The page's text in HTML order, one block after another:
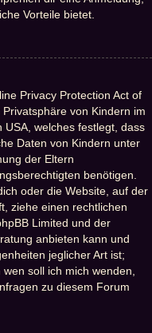
Vorteile bietet.
Privacy Protection Act of
von Kindern im
welches festlegt, dass
Daten von Kindern unter
der Eltern
benötigen.
oder die Website, auf der
ziehe einen rechtlichen
Limited und der
anbieten kann und
jeglicher Art ist;
soll ich mich wenden,
zu diesem Forum